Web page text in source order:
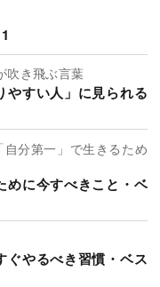
き飛ぶ言葉
やすい人」に見られる
分第一」で生きるため
めに今すべきこと・ベ
ぐやるべき習慣・ベス